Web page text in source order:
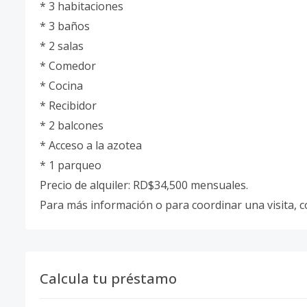
* 3 habitaciones
* 3 baños
* 2 salas
* Comedor
* Cocina
* Recibidor
* 2 balcones
* Acceso a la azotea
* 1 parqueo
Precio de alquiler: RD$34,500 mensuales.
Para más información o para coordinar una visita,
Calcula tu préstamo